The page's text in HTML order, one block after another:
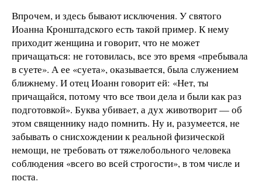
Впрочем, и здесь бывают исключения. У святого
Иоанна Кронштадского есть такой пример. К нему
приходит женщина и говорит, что не может
причащаться: не готовилась, все это время «пребывала
в суете». А ее «суета», оказывается, была служением
ближнему. И отец Иоанн говорит ей: «Нет, ты
причащайся, потому что все твои дела и были как раз
подготовкой». Буква убивает, а дух животворит — об
этом священнику надо помнить. Ну и, разумеется, не
забывать о снисхождении к реальной физической
немощи, не требовать от тяжелобольного человека
соблюдения «всего во всей строгости», в том числе и
поста.